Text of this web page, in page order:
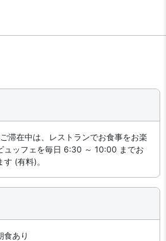
滞在中は、レストランでお食事をお楽
ュッフェを毎日 6:30 ～ 10:00 までお
(有料)。
食あり